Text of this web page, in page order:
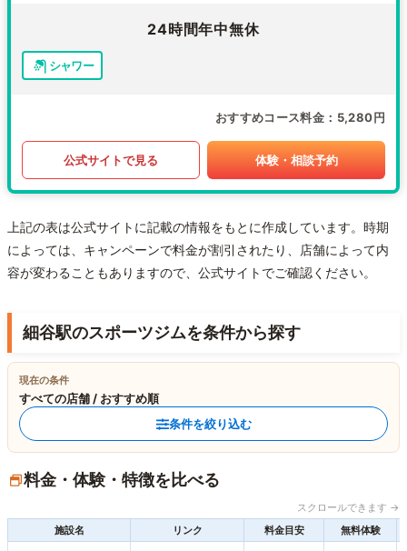
24時間年中無休
シャワー
おすすめコース料金 5,280円
公式サイトで見る 体験・相談予約
上記の表は公式サイトに記載の情報をもとに作成しています。時期
によっては、キャンペーンで料金が割引されたり、店舗によって内
容が変わることもありますので、公式サイトでご確認ください。
細谷駅のスポーツジムを条件から探す
現在の条件
すべての店舗 / おすすめ順
条件を絞り込む
料金・体験・特徴を比べる
スクロールできます →
施設名
リンク 料金目安 無料体験